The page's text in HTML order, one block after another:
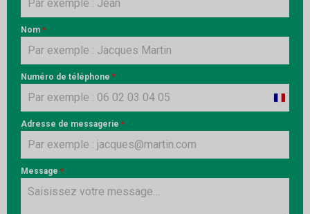
Nom *
Numéro de téléphone *
France
Adresse de messagerie *
Message *